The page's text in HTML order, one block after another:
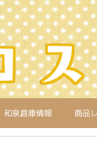
和泉倉庫情報 商品